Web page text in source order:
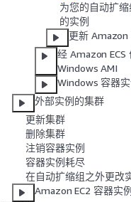
为您的自动扩
的实例
更新 Amazon
经 Amazon ECS
Windows AMI
Windows 容器
外部实例的集群
更新集群
删除集群
注销容器实例
容器实例耗尽
在自动扩缩组之外更改
Amazon EC2 容器实